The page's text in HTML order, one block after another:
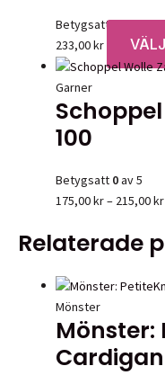
Betygsatt0av 5
233,00kr
Garner
100
Betygsatt 0av 5
175,00kr– 215,00kr
Relaterade
Mönster
Mönster: